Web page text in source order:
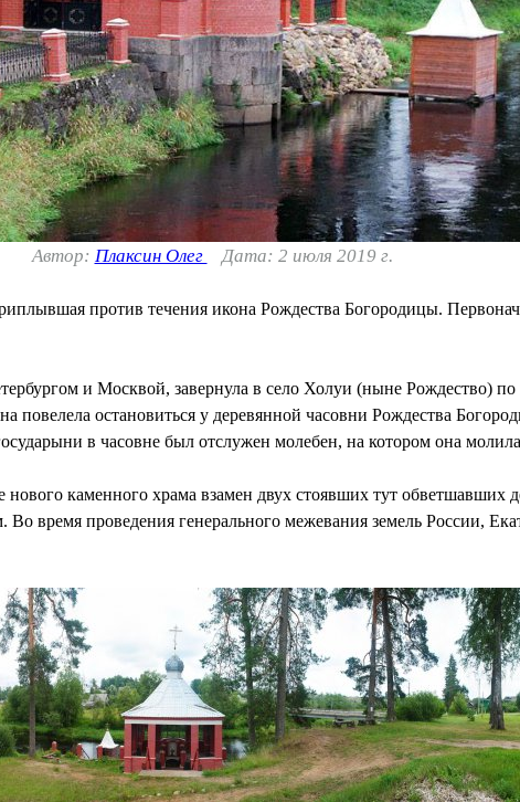
Автор: Плаксин Олег Дата: 2 июля 2019 г.
против течения икона Рождества Богородицы.
и Москвой, завернула в село Холуи (ныне Рождество) по
повелела остановиться у деревянной часовни Рождества
в часовне был отслужен молебен, на котором она
каменного храма взамен двух стоявших тут обветшавших
время проведения генерального межевания земель России,